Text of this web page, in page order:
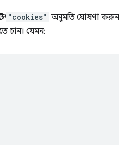
"cookies" অনুমতি ঘোষণা করুন
চান। যেমন: